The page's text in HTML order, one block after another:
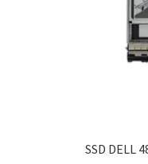
SSD DELL